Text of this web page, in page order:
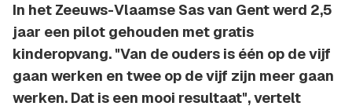
In het Zeeuws-Vlaamse Sas van Gent werd 2,5
jaar een pilot gehouden met gratis
kinderopvang. "Van de ouders is één op de vijf
gaan werken en twee op de vijf zijn meer gaan
werken. Dat is een mooi resultaat", vertelt